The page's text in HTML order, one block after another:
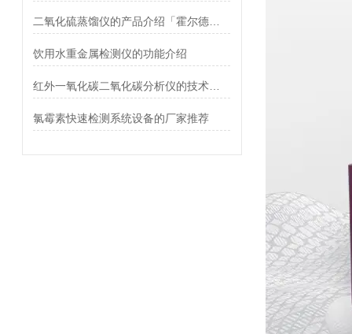
饮用水重金属检测仪的功能介绍
氯霉素快速检测系统设备的厂家推荐